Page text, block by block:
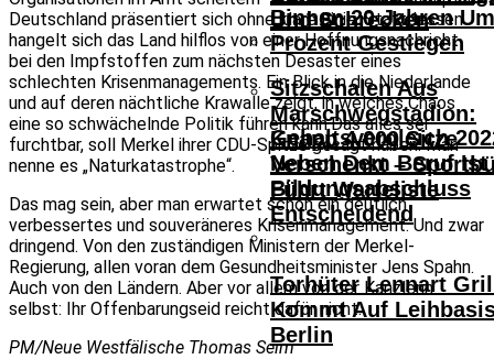
Und Schrecken
Binnen 20 Jahren
Prozent Gestiegen
Gehaltsvergleich
Neben Dem Beruf Ist
Bildungsabschluss
Entscheidend
Sitzschalen Aus
Marschwegstadion:
Knapp 4.000 Sitze
Verschenkt –
Führt Warteliste
Torhüter Lennart
Kommt Auf
Berlin
Deutschland präsentiert sich ohne klare Linie. Stattdessen
hangelt sich das Land hilflos von einer Hoffnungsnachricht
bei den Impfstoffen zum nächsten Desaster eines
schlechten Krisenmanagements. Ein Blick in die Niederlande
und auf deren nächtliche Krawalle zeigt, in welches Chaos
eine so schwächelnde Politik führen kann.Das alles sei
furchtbar, soll Merkel ihrer CDU-Spitze gesagt haben. Man
nenne es „Naturkatastrophe“.
Das mag sein, aber man erwartet schon ein deutlich
verbessertes und souveräneres Krisenmanagement. Und zwar
dringend. Von den zuständigen Ministern der Merkel-
Regierung, allen voran dem Gesundheitsminister Jens Spahn.
Auch von den Ländern. Aber vor allem von der Kanzlerin
selbst: Ihr Offenbarungseid reicht dafür nicht.
PM/Neue Westfälische Thomas Seim